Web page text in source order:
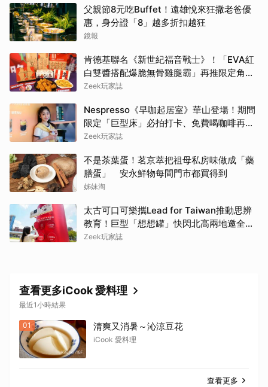
父親節8元吃Buffet！遠雄悅來狂撒老爸優
惠，身分證「8」越多折扣越狂
鏡報
肯德基聯名《新世紀福音戰士》！「EVA紅
白雙醬搭配爆脆無骨雞腿霸」再推限定角色
卡、周邊必搶收
Zeek玩家誌
Nespresso《早咖起居室》華山登場！期間
限定「巨型床」必拍打卡、免費喝咖啡再拿
好禮
Zeek玩家誌
不是茶葉蛋！茗京萃把祖母私房味做成「藥
膳蛋」 安永鮮物每間門市都買得到
姊妹淘
太古可口可樂攜Lead for Taiwan推動思辨
教育！巨型「想想罐」快閃北高兩地邀全民
挑戰「打破慣性」
Zeek玩家誌
查看更多iCook 愛料理
最近1小時結果
01 清爽又消暑～沁涼豆花
iCook 愛料理
查看更多